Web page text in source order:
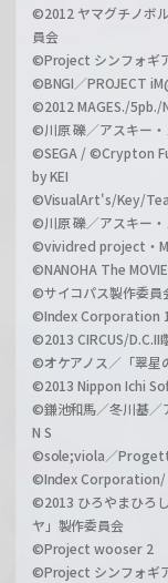
©2012 ヤマグチノボ
員会
©Project シンフォギ
©BNGI／PROJECT
©2012 MAGES./5pb./
©川原 礫／アスキー
©SEGA / ©Crypton
by KEI
©VisualArt's/Key/
©川原 礫／アスキー
©vividred project・
©NANOHA The
©サイコパス製作委員
©Index Corporation
©2013 CIRCUS/D.C.III
©オケアノス／「翠星
©2013 Nippon Ichi
©鎌池和馬／冬川基／
N S
©sole;viola／
©Index Corporation/
©2013 ひろやまひろ
ヤ」製作委員会
©Project wooser 2
©Project シンフォギ